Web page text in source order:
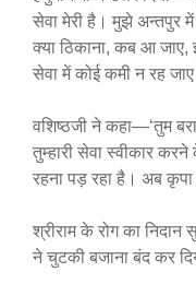
सेवा मेरी है। मुझे अन्तपुर
क्या ठिकाना, कब आ जाए,
सेवा में कोई कमी न रह
वशिष्ठजी ने कहा—‘तुम
तुम्हारी सेवा स्वीकार
रहना पड़ रहा है। अब
श्रीराम के रोग का
ने चुटकी बजाना बंद कर